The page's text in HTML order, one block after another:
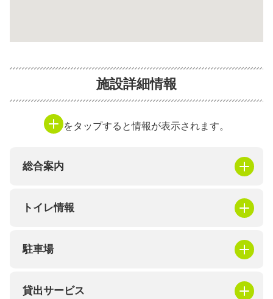
施設詳細情報
をタップすると情報が表示されます。
総合案内
トイレ情報
駐車場
貸出サービス